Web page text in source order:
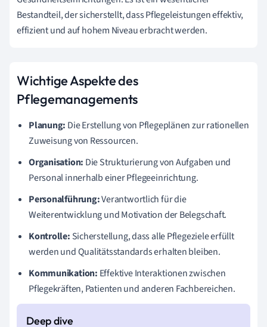
Bestandteil, der sicherstellt, dass Pflegeleistungen effektiv,
effizient und auf hohem Niveau erbracht werden.
Wichtige Aspekte des
Pflegemanagements
Planung: Die Erstellung von Pflegeplänen zur rationellen
Zuweisung von Ressourcen.
Organisation: Die Strukturierung von Aufgaben und
Personal innerhalb einer Pflegeeinrichtung.
Personalführung:Verantwortlich für die
Weiterentwicklung und Motivation der Belegschaft.
Kontrolle: Sicherstellung, dass alle Pflegeziele erfüllt
werden und Qualitätsstandards erhalten bleiben.
Kommunikation: Effektive Interaktionen zwischen
Pflegekräften, Patienten und anderen Fachbereichen.